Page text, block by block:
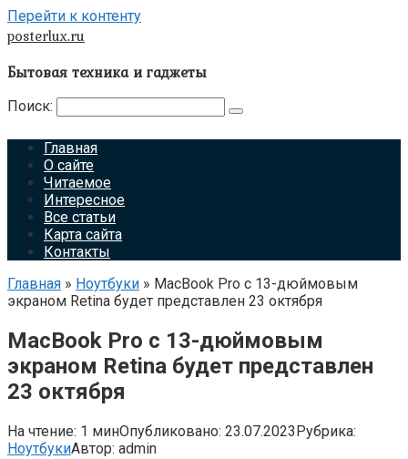
Перейти к контенту
posterlux.ru
Бытовая техника и гаджеты
Поиск:
Главная
О сайте
Читаемое
Интересное
Все статьи
Карта сайта
Контакты
Главная » Ноутбуки » MacBook Pro с 13-дюймовым
экраном Retina будет представлен 23 октября
MacBook Pro с 13-дюймовым
экраном Retina будет представлен
23 октября
На чтение: 1 минОпубликовано: 23.07.2023Рубрика:
НоутбукиАвтор: admin